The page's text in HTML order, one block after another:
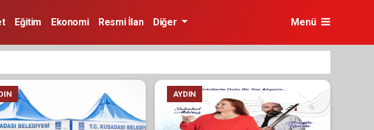
Eğitim Ekonomi Resmi İlan Diğer Menü
AYDIN